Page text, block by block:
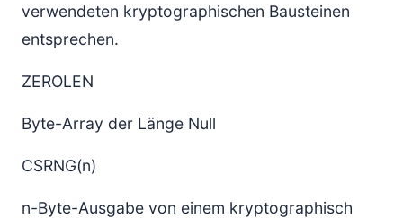
verwendeten kryptographischen Bausteinen
entsprechen.
ZEROLEN
Byte-Array der Länge Null
CSRNG(n)
n-Byte-Ausgabe von einem kryptographisch